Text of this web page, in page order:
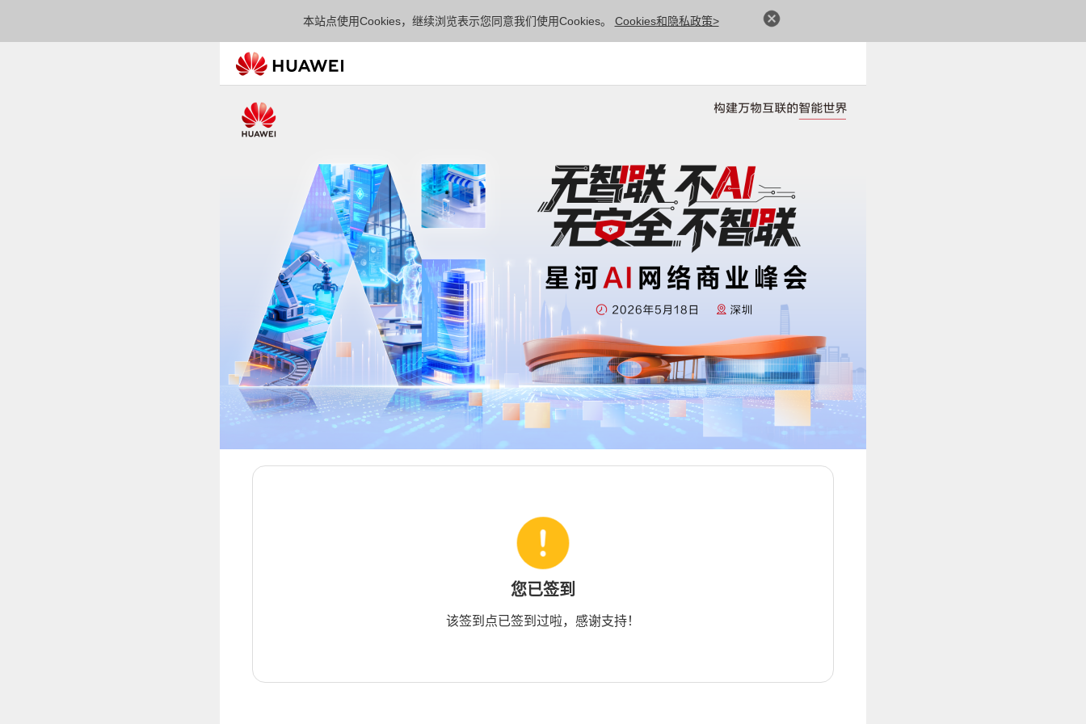
本站点使用Cookies，继续浏览表示您同意我们使用Cookies。 Cookies和隐私政策>
您已签到
该签到点已签到过啦，感谢支持！